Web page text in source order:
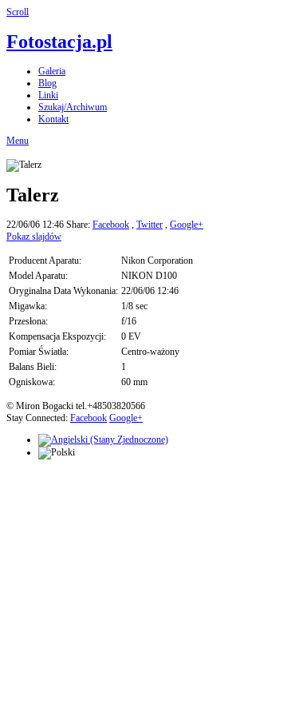
Scroll
Fotostacja.pl
Galeria
Blog
Linki
Szukaj/Archiwum
Kontakt
Menu
Talerz
22/06/06 12:46 Share: Facebook , Twitter , Google+
Pokaz slajdów
Producent Aparatu:
Nikon Corporation
Model Aparatu:
NIKON D100
Oryginalna Data Wykonania: 22/06/06 12:46
Migawka:
1/8 sec
Przesłona:
f/16
Kompensacja Ekspozycji:
0 EV
Pomiar Światła:
Centro-ważony
Balans Bieli:
1
Ogniskowa:
60 mm
© Miron Bogacki tel.+48503820566
Stay Connected: Facebook Google+